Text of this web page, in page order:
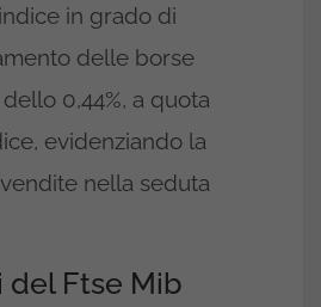
in grado di
delle borse
0,44%, a quota
evidenziando la
nella seduta
Ftse Mib